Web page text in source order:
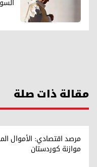
مقالة ذات صلة
مرصد اقتصادي: الأموال
موازنة كوردستان